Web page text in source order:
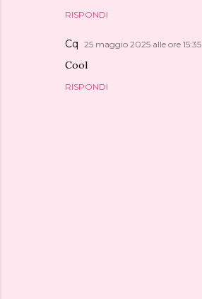
RISPONDI
Cq 25 maggio 2025 alle ore 15:35
Cool
RISPONDI